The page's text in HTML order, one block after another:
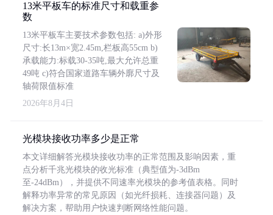
13米平板车的标准尺寸和载重参
数
13米平板车主要技术参数包括: a)外形
尺寸:长13m×宽2.45m,栏板高55cm b)
承载能力:标载30-35吨,最大允许总重
49吨 c)符合国家道路车辆外廓尺寸及
轴荷限值标准
2026年8月4日
光模块接收功率多少是正常
本文详细解答光模块接收功率的正常范围及影响因素，重
点分析千兆光模块的收光标准（典型值为-3dBm
至-24dBm），并提供不同速率光模块的参考值表格。同时
解释功率异常的常见原因（如光纤损耗、连接器问题）及
解决方案，帮助用户快速判断网络性能问题。